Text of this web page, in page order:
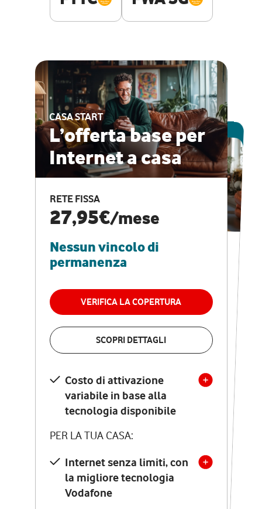
CASA START
L’offerta base per
Internet a casa
RETE FISSA
27,95€/mese
Nessun vincolo di
permanenza
VERIFICA LA COPERTURA
SCOPRI DETTAGLI
Costo di attivazione
variabile in base alla
tecnologia disponibile
PER LA TUA CASA:
Internet senza limiti, con
la migliore tecnologia
Vodafone
ESCLUSIVA ONLINE
CASA PRO
Internet veloce e
vantaggi speciali
RETE FISSA + VODAFONE CLUB
29,95€
permanenza
VERIFICA LA COPERTURA
Costo di attivazione
variabile in base alla
tecnologia disponibile
PER LA TUA CASA:
Internet senza limiti, con
la migliore tecnologia
Vodafone
Modem Seven con Wi-Fi 7